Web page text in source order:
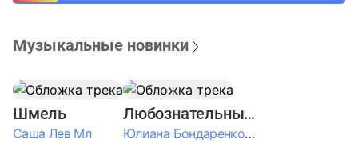
Музыкальные новинки
Шмель
Саша Лев Мл
Любознательные Дети
Юлиана Бондаренко & Амелия Колпакова & Егор Егоров & Валерия Шевченко & Ксюша Косичкина